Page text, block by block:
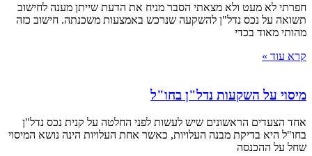
חפרתי לא מעט ולא מצאתי הסבר מניח את הדעת שייתן מענה לחישוב
תשואה על נכס נדל"ן להשקעה שנרכש באמצעות משכנתה. חישוב כזה
מהותי מאוד בכדי
קרא עוד »
מיסוי על השקעות נדל"ן בחו"ל
אחד הצעדים הראשונים שיש לעשות לפני החלטה על קנית נכס נדל"ן
בחו"ל היא בדיקת מבנה העלויות, כאשר אחת העלויות הינה נושא המיסוי
שחל על ההכנסה